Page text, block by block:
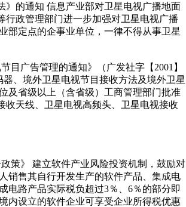
》的通知 信息产业部对卫星电视广播地面
政管理部门进一步加强对卫星电视广播
部定点的企事业单位，一律不得从事卫星
目广告管理的通知》（广发社字【2001】
、境外卫星电视节目接收方法及境外卫星
及省级以上（含省级）工商管理部门批准
收天线、卫星电视高频头、卫星电视接收
策》 建立软件产业风险投资机制，鼓励对
销售其自行开发生产的软件产品、集成电
电路产品实际税负超过3％、6％的部分即
内设立的软件企业可享受企业所得税优惠